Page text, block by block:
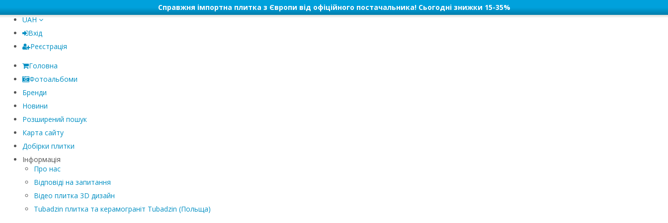
Справжня імпортна плитка з Європи від офіційного постачальника! Сьогодні знижки 15-35%
UAH
Вхід
Реєстрація
Головна
Фотоальбоми
Бренди
Новини
Розширений пошук
Карта сайту
Добірки плитки
Інформація
Про нас
Відповіді на запитання
Відео плитка 3D дизайн
Tubadzin плитка та керамограніт Tubadzin (Польща)